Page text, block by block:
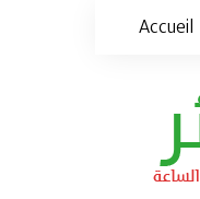
Accueil